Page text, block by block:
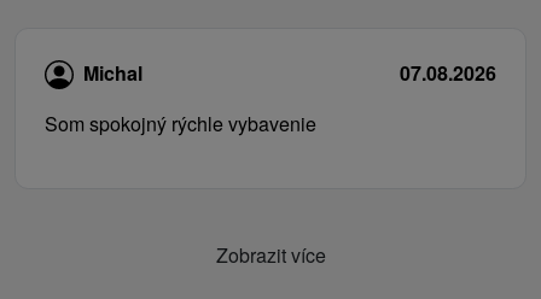
Michal
07.08.2026
Som spokojný rýchle vybavenie
Zobrazit více